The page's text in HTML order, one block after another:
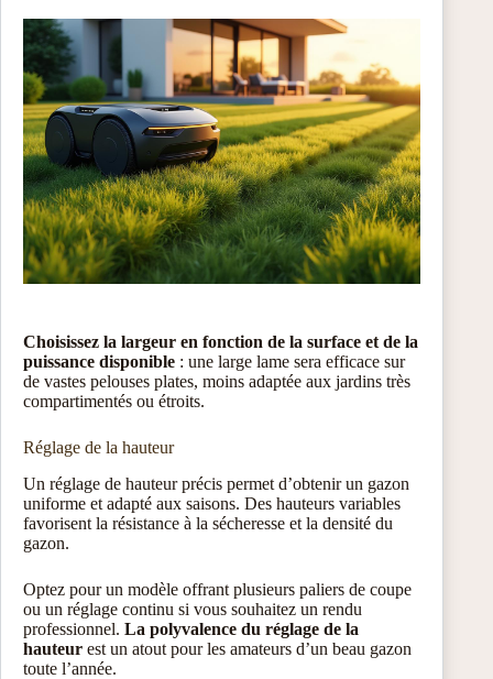
Choisissez la largeur en fonction de la surface et de la
puissance disponible : une large lame sera efficace sur
de vastes pelouses plates, moins adaptée aux jardins très
compartimentés ou étroits.
Réglage de la hauteur
Un réglage de hauteur précis permet d’obtenir un gazon
uniforme et adapté aux saisons. Des hauteurs variables
favorisent la résistance à la sécheresse et la densité du
gazon.
Optez pour un modèle offrant plusieurs paliers de coupe
ou un réglage continu si vous souhaitez un rendu
professionnel. La polyvalence du réglage de la
hauteur est un atout pour les amateurs d’un beau gazon
toute l’année.